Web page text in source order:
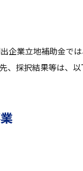
企業立地補助金で
、採択結果等は、以